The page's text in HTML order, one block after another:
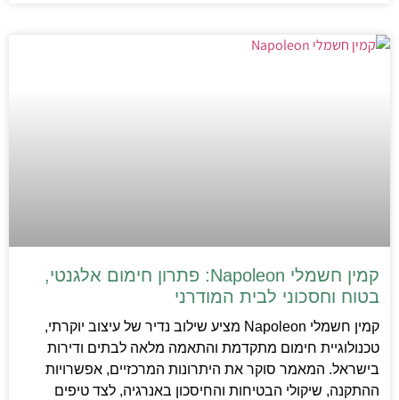
קמין חשמלי Napoleon: פתרון חימום אלגנטי,
בטוח וחסכוני לבית המודרני
קמין חשמלי Napoleon מציע שילוב נדיר של עיצוב יוקרתי,
טכנולוגיית חימום מתקדמת והתאמה מלאה לבתים ודירות
בישראל. המאמר סוקר את היתרונות המרכזיים, אפשרויות
ההתקנה, שיקולי הבטיחות והחיסכון באנרגיה, לצד טיפים